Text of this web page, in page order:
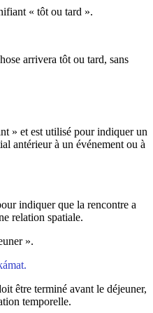
« tôt ou tard ».
arrivera tôt ou tard, sans
» et est utilisé pour indiquer un
antérieur à un événement ou à
indiquer que la rencontre a
relation spatiale.
».
être terminé avant le déjeuner,
temporelle.